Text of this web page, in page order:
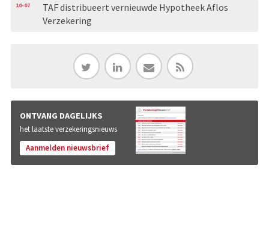
10-07
TAF distribueert vernieuwde Hypotheek Aflos
Verzekering
ONTVANG DAGELIJKS
het laatste verzekeringsnieuws
Aanmelden nieuwsbrief